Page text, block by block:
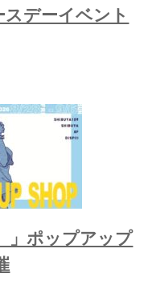
スデーイベント
」ポップアップ